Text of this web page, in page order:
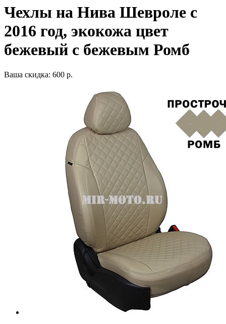
Чехлы на Нива Шевроле с
2016 год, экокожа цвет
бежевый с бежевым Ромб
Ваша скидка: 600 р.